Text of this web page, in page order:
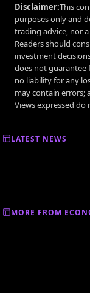
Disclaimer:This
purposes only and
trading advice, nor
Readers should
investment
does not guarantee
no liability for any
may contain errors;
Views expressed
LATEST NEWS
MORE FROM